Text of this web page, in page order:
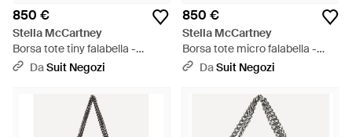
850 €
Stella McCartney
Borsa tote tiny falabella -
Neutro
DaSuit Negozi
850 €
Stella McCartney
Borsa tote micro falabella -
ViolaDaSuit Negozi